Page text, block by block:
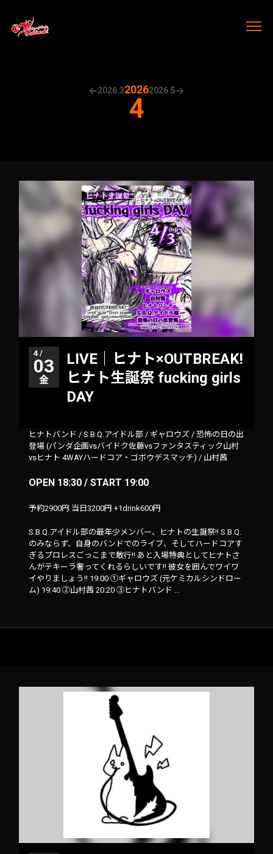
2026.32026
4
2026.5
4 /
03
金
LIVE｜ヒナト×OUTBREAK!
ヒナト生誕祭 fucking girls
DAY
ヒナトバンド / S.B.Q.アイドル部 / ギャロウズ / 恐怖の日の出
登場 (パンダ企画vsバイドク佐藤vsファンタスティック山村
vsヒナト 4WAYハードコア・ゴボウデスマッチ) / 山村茜
OPEN 18:30 / START 19:00
予約2900円 当日3200円 +1drink600円
S.B.Q.アイドル部の最年少メンバー、ヒナトの生誕祭!! S.B.Q.
のみならず、自身のバンドでのライブ、そしてハードコアす
ぎるプロレスごっこまで敢行!! あと入場特典としてヒナトさ
んがテキーラ奢ってくれるらしいです!! 彼女を囲んでワイワ
イやりましょう!! 19:00 ①ギャロウズ (元ケミカルシンドロー
ム) 19:40 ②山村茜 20:20 ③ヒナトバンド ...